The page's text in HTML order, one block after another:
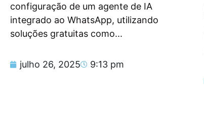
configuração de um agente de IA
integrado ao WhatsApp, utilizando
soluções gratuitas como...
julho 26, 2025 9:13 pm